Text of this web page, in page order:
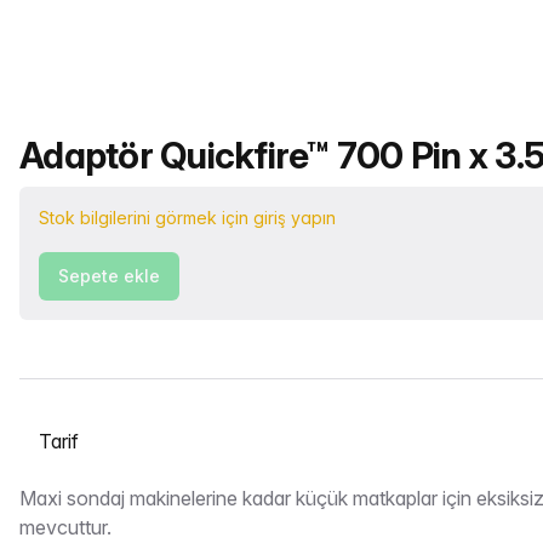
Ürün adı
Adaptör Quickfire™ 700 Pin x
Stok bilgilerini görmek için giriş yapın
Sepete ekle
Bir sekme seçin
Tarif
Maxi sondaj makinelerine kadar küçük matkaplar için
mevcuttur.